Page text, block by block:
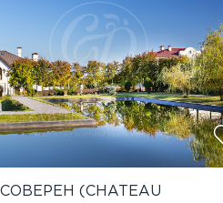
(CHATEAU